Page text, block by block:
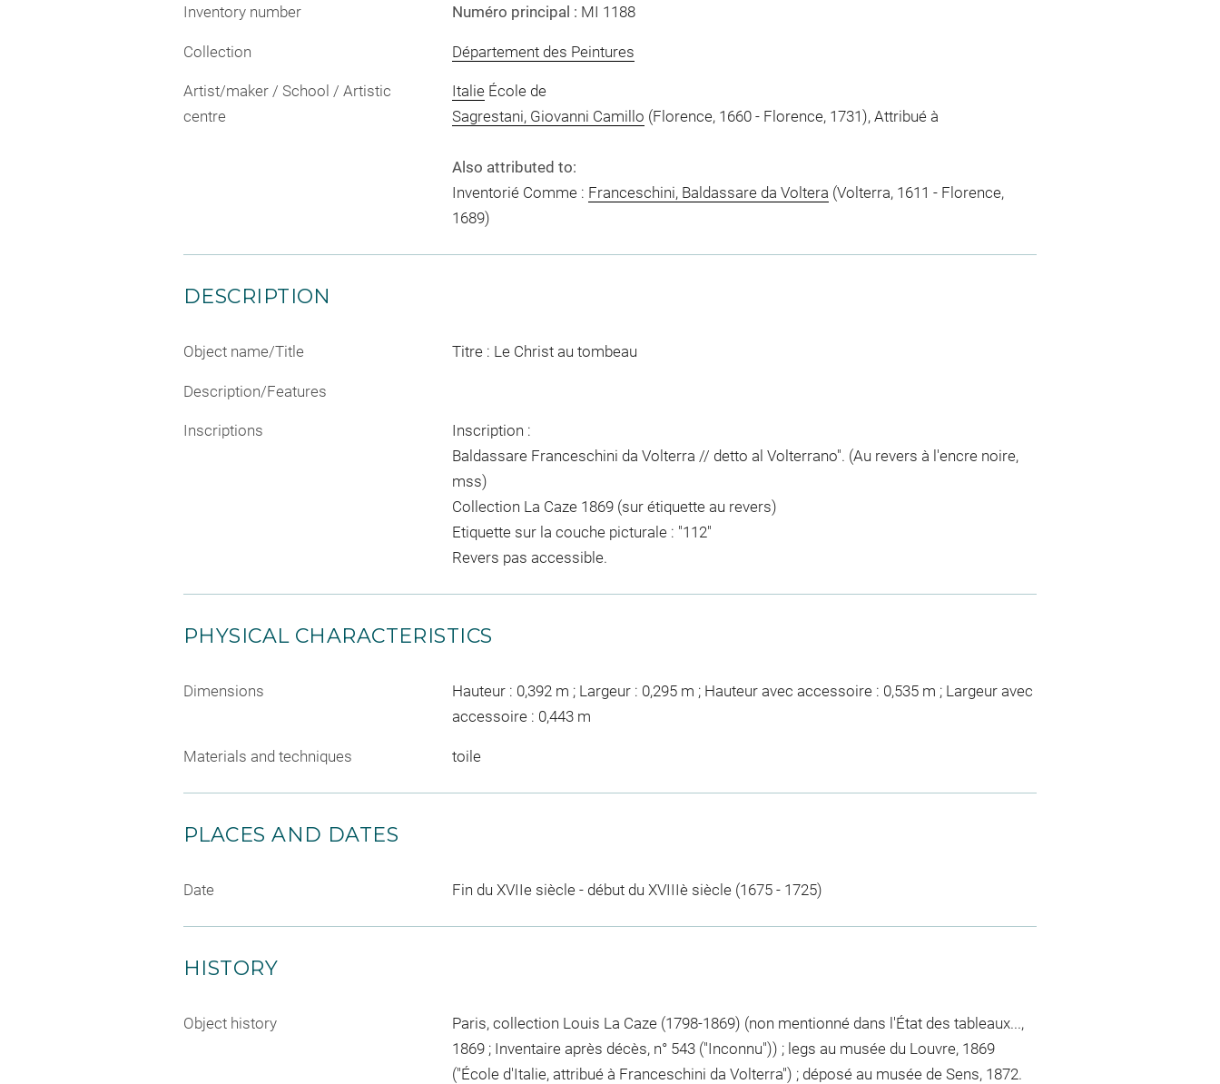
Inventory number Numéro principal : MI 1188
Collection Département des Peintures
Artist/maker / School / Artistic
centre
ItalieÉcole de
Sagrestani, Giovanni Camillo (Florence, 1660 - Florence, 1731), Attribué à
Also attributed to:
Inventorié Comme : Franceschini, Baldassare da Voltera (Volterra, 1611 - Florence,
1689)
DESCRIPTION
Object name/Title Titre : Le Christ au tombeau
Description/Features
Inscriptions
Inscription :
Baldassare Franceschini da Volterra // detto al Volterrano". (Au revers à l'encre noire,
mss)
Collection La Caze 1869 (sur étiquette au revers)
Etiquette sur la couche picturale : "112"
Revers pas accessible.
PHYSICAL CHARACTERISTICS
Dimensions
Hauteur : 0,392 m ; Largeur : 0,295 m ; Hauteur avec accessoire : 0,535 m ; Largeur avec
accessoire : 0,443 m
Materials and techniques toile
PLACES AND DATES
Date Fin du XVIIe siècle - début du XVIIIè siècle (1675 - 1725)
HISTORY
Object history
Paris, collection Louis La Caze (1798-1869) (non mentionné dans l'État des tableaux...,
1869 ; Inventaire après décès, n° 543 ("Inconnu")) ; legs au musée du Louvre, 1869
("École d'Italie, attribué à Franceschini da Volterra") ; déposé au musée de Sens, 1872.